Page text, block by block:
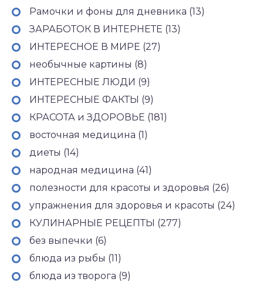
Рамочки и фоны для дневника (13)
ЗАРАБОТОК В ИНТЕРНЕТЕ (13)
ИНТЕРЕСНОЕ В МИРЕ (27)
необычные картины (8)
ИНТЕРЕСНЫЕ ЛЮДИ (9)
ИНТЕРЕСНЫЕ ФАКТЫ (9)
КРАСОТА и ЗДОРОВЬЕ (181)
восточная медицина (1)
диеты (14)
народная медицина (41)
полезности для красоты и здоровья (26)
упражнения для здоровья и красоты (24)
КУЛИНАРНЫЕ РЕЦЕПТЫ (277)
без выпечки (6)
блюда из рыбы (11)
блюда из творога (9)